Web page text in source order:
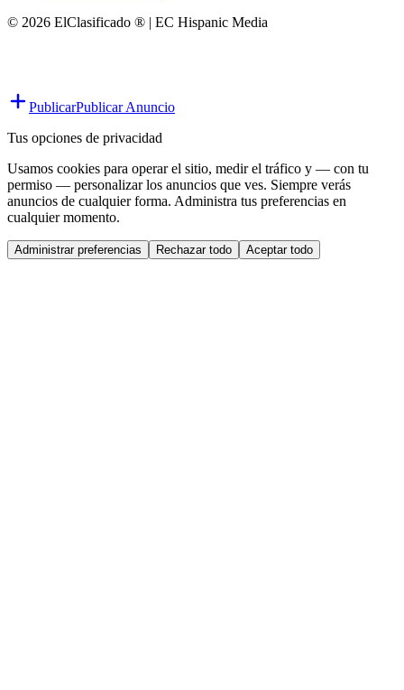
© 2026 ElClasificado ® | EC Hispanic Media
PublicarPublicar Anuncio
Tus opciones de privacidad
Usamos cookies para operar el sitio, medir el tráfico y — con tu
permiso — personalizar los anuncios que ves. Siempre verás
anuncios de cualquier forma. Administra tus preferencias en
cualquier momento.
Administrar preferencias Rechazar todo Aceptar todo